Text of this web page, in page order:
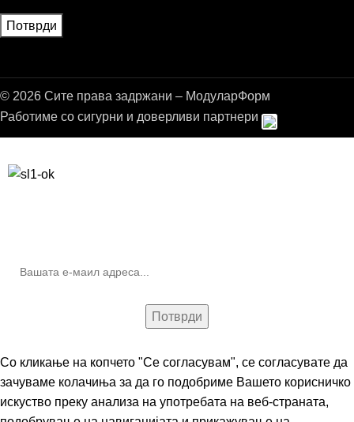
© 2026 Сите права задржани – МодуларФорм
Работиме со сигурни и доверливи партнери
Со кликање на копчето "Се согласувам", се согласувате да
зачуваме колачиња за да го подобриме Вашето корисничко
искуство преку анализа на употребата на веб-страната,